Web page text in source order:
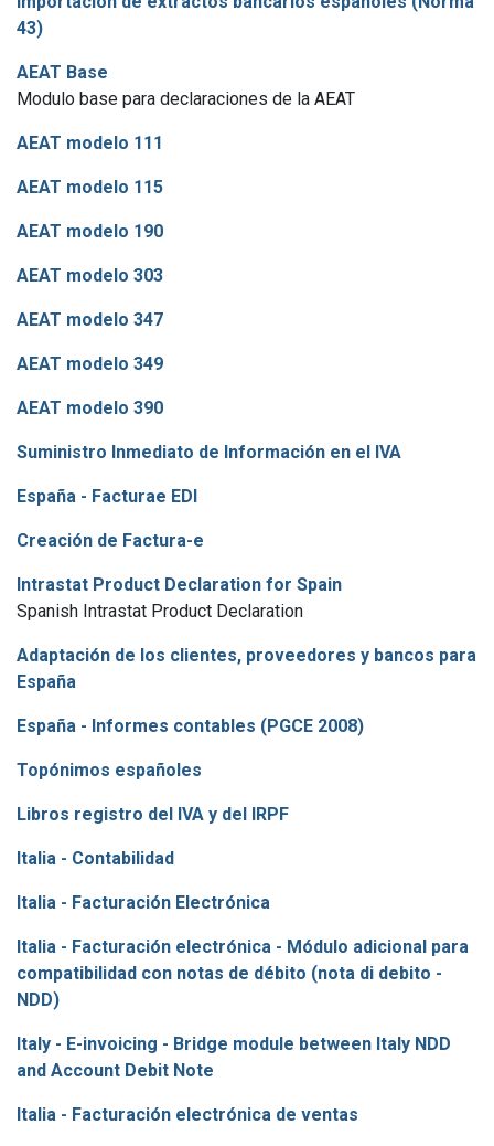
43)
AEAT Base
Modulo base para declaraciones de la AEAT
AEAT modelo 111
AEAT modelo 115
AEAT modelo 190
AEAT modelo 303
AEAT modelo 347
AEAT modelo 349
AEAT modelo 390
Suministro Inmediato de Información en el IVA
España - Facturae EDI
Creación de Factura-e
Intrastat Product Declaration for Spain
Spanish Intrastat Product Declaration
Adaptación de los clientes, proveedores y bancos para
España
España - Informes contables (PGCE 2008)
Topónimos españoles
Libros registro del IVA y del IRPF
Italia - Contabilidad
Italia - Facturación Electrónica
Italia - Facturación electrónica - Módulo adicional para
compatibilidad con notas de débito (nota di debito -
NDD)
Italy - E-invoicing - Bridge module between Italy NDD
and Account Debit Note
Italia - Facturación electrónica de ventas